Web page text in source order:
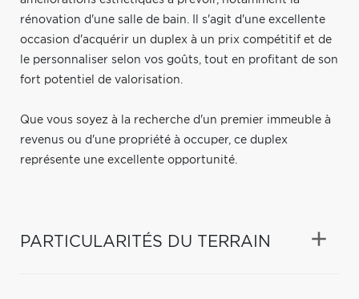
rénovation d'une salle de bain. Il s'agit d'une excellente
occasion d'acquérir un duplex à un prix compétitif et de
le personnaliser selon vos goûts, tout en profitant de son
fort potentiel de valorisation.
Que vous soyez à la recherche d'un premier immeuble à
revenus ou d'une propriété à occuper, ce duplex
représente une excellente opportunité.
PARTICULARITÉS DU TERRAIN